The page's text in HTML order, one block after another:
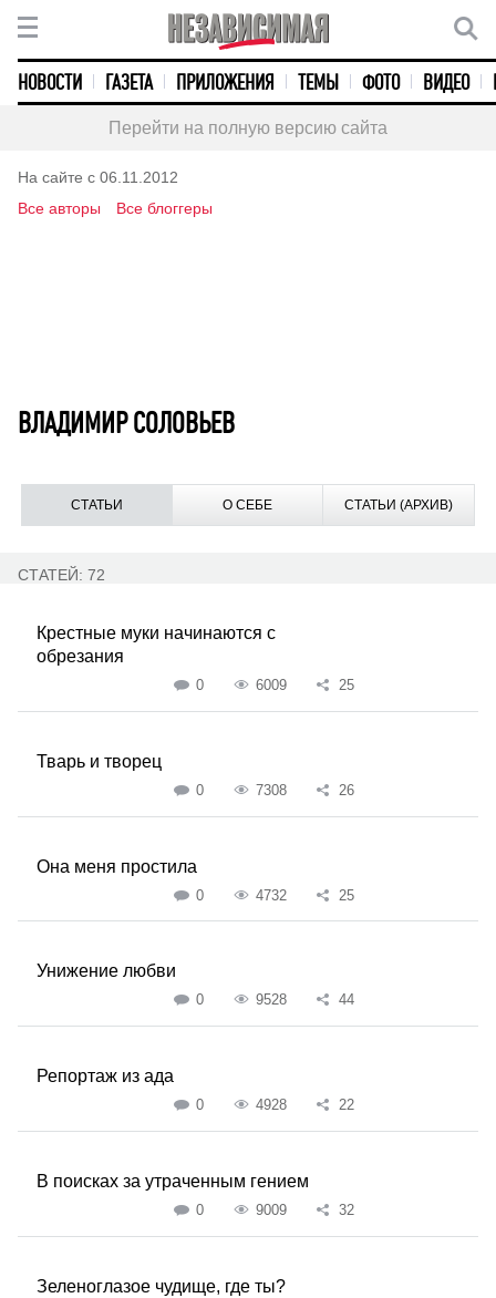
НОВОСТИ ГАЗЕТА ПРИЛОЖЕНИЯ ТЕМЫ ФОТО ВИДЕО
Перейти на полную версию сайта
На сайте с 06.11.2012
Все авторы
Все блоггеры
ВЛАДИМИР СОЛОВЬЕВ
СТАТЬИ О СЕБЕ СТАТЬИ (АРХИВ)
СТАТЕЙ: 72
Крестные муки начинаются с
обрезания
0 6009 25
Тварь и творец
0 7308 26
Она меня простила
0 4732 25
Унижение любви
0 9528 44
Репортаж из ада
0 4928 22
В поисках за утраченным гением
0 9009 32
Зеленоглазое чудище, где ты?